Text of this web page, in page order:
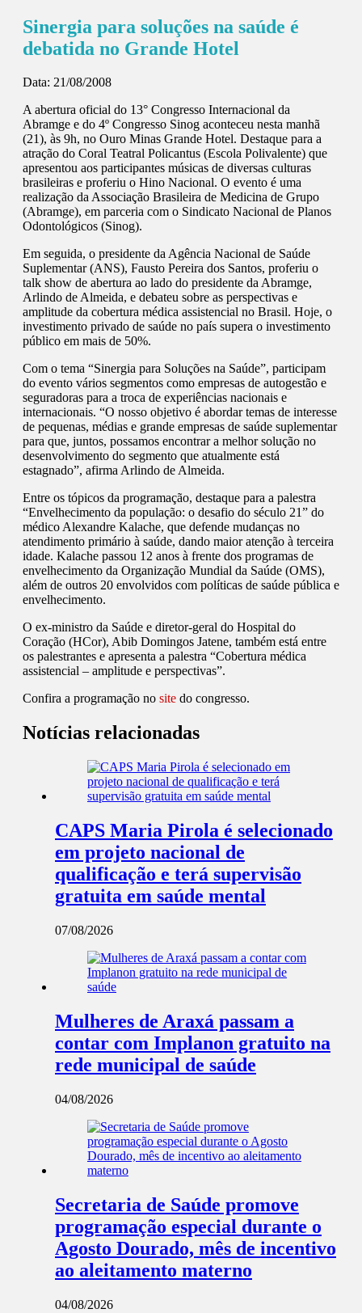
Sinergia para soluções na saúde é
debatida no Grande Hotel
Data: 21/08/2008
A abertura oficial do 13° Congresso Internacional da
Abramge e do 4º Congresso Sinog aconteceu nesta manhã
(21), às 9h, no Ouro Minas Grande Hotel. Destaque para a
atração do Coral Teatral Policantus (Escola Polivalente) que
apresentou aos participantes músicas de diversas culturas
brasileiras e proferiu o Hino Nacional. O evento é uma
realização da Associação Brasileira de Medicina de Grupo
(Abramge), em parceria com o Sindicato Nacional de Planos
Odontológicos (Sinog).
Em seguida, o presidente da Agência Nacional de Saúde
Suplementar (ANS), Fausto Pereira dos Santos, proferiu o
talk show de abertura ao lado do presidente da Abramge,
Arlindo de Almeida, e debateu sobre as perspectivas e
amplitude da cobertura médica assistencial no Brasil. Hoje, o
investimento privado de saúde no país supera o investimento
público em mais de 50%.
Com o tema “Sinergia para Soluções na Saúde”, participam
do evento vários segmentos como empresas de autogestão e
seguradoras para a troca de experiências nacionais e
internacionais. “O nosso objetivo é abordar temas de interesse
de pequenas, médias e grande empresas de saúde suplementar
para que, juntos, possamos encontrar a melhor solução no
desenvolvimento do segmento que atualmente está
estagnado”, afirma Arlindo de Almeida.
Entre os tópicos da programação, destaque para a palestra
“Envelhecimento da população: o desafio do século 21” do
médico Alexandre Kalache, que defende mudanças no
atendimento primário à saúde, dando maior atenção à terceira
idade. Kalache passou 12 anos à frente dos programas de
envelhecimento da Organização Mundial da Saúde (OMS),
além de outros 20 envolvidos com políticas de saúde pública e
envelhecimento.
O ex-ministro da Saúde e diretor-geral do Hospital do
Coração (HCor), Abib Domingos Jatene, também está entre
os palestrantes e apresenta a palestra “Cobertura médica
assistencial – amplitude e perspectivas”.
Confira a programação no site do congresso.
Notícias relacionadas
CAPS Maria Pirola é selecionado
em projeto nacional de
qualificação e terá supervisão
gratuita em saúde mental
07/08/2026
Mulheres de Araxá passam a
contar com Implanon gratuito na
rede municipal de saúde
04/08/2026
Secretaria de Saúde promove
programação especial durante o
Agosto Dourado, mês de incentivo
ao aleitamento materno
04/08/2026